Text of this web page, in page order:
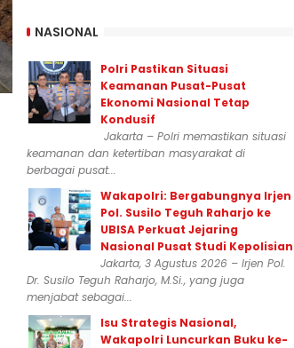
NASIONAL
Polri Pastikan Situasi
Keamanan Pusat-Pusat
Ekonomi Nasional Tetap
Kondusif
Jakarta – Polri memastikan situasi
keamanan dan ketertiban masyarakat di
berbagai pusat...
Wakapolri: Bergabungnya Irjen
Pol. Susilo Teguh Raharjo ke
UBISA Perkuat Jejaring
Nasional Pusat Studi Kepolisian
Jakarta, 3 Agustus 2026 – Irjen Pol.
Dr. Susilo Teguh Raharjo, M.Si., yang juga
menjabat sebagai...
Isu Strategis Nasional,
Wakapolri Luncurkan Buku ke-